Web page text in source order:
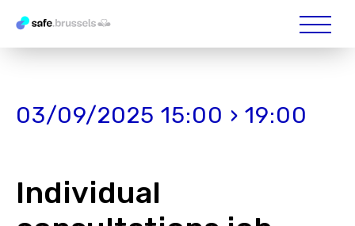
03/09/2025 15:00 › 19:00
Individual